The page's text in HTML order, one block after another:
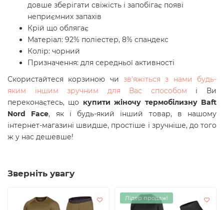
довше зберігати свіжість і запобігає появі
неприємних запахів
Крій що облягає
Матеріал: 92% поліестер, 8% спандекс
Колір: чорний
Призначення: для середньої активності
Скористайтеся корзиною чи зв'яжіться з нами будь-
яким іншим зручним для Вас способом і Ви
переконаєтесь, що купити жіночу термобілизну Baft
Nord Face, як і будь-який інший товар, в нашому
інтернет-магазині швидше, простіше і зручніше, до того
ж у нас дешевше!
Зверніть увагу
Лідер продаж!